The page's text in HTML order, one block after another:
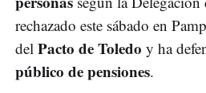
rechazado este sábado en
del Pacto de Toledo y ha
público de pensiones.